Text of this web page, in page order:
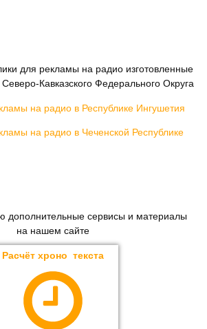
для рекламы на радио изготовленные
Кавказского Федерального Округа
на радио в Республике Ингушетия
на радио в Чеченской Республике
дополнительные сервисы и материалы
на нашем сайте
Расчёт хроно текста